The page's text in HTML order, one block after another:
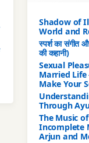
Shadow of
World and
स्पर्श का संगीत
की कहानी)
Sexual
Married Life
Make Your
Through
The Music
Incomplete
Arjun and